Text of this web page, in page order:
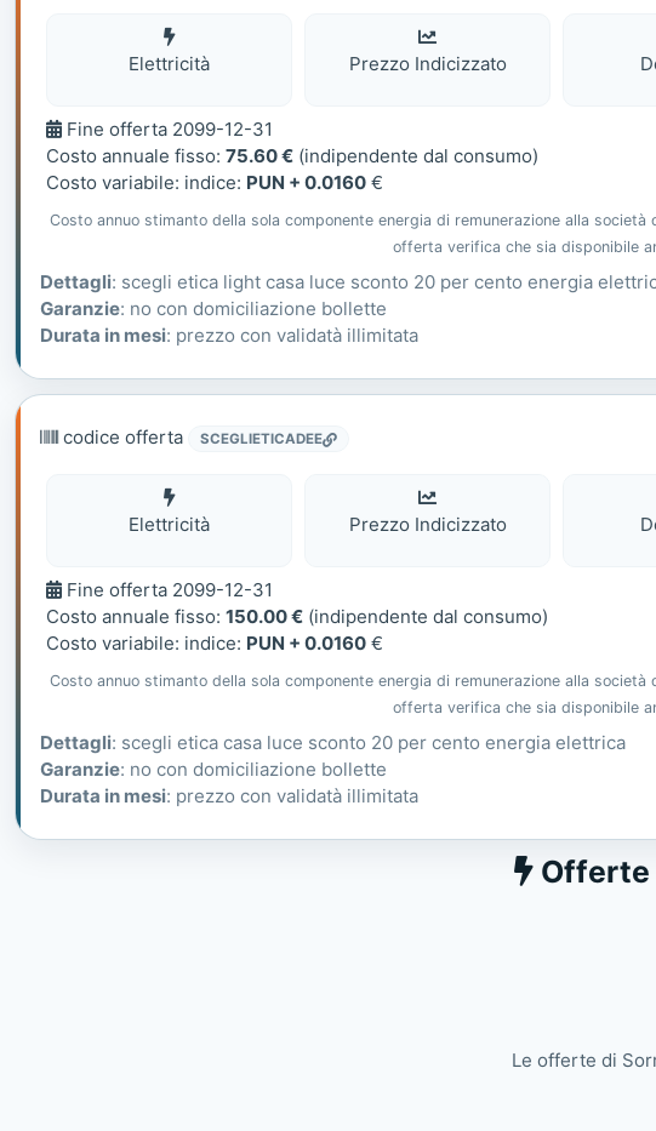
Elettricità
Elettricità
Prezzo Indicizzato
Fine
offerta
Fine offerta 2099-12-31
Costo annuale fisso: 75.60 € (indipendente dal consumo)
Costo variabile: indice: PUN + 0.0160 €
Costo annuo stimanto della sola componente energia di remunerazione alla
offerta verifica che sia disponibile
Dettagli: scegli etica light casa luce sconto 20 per cento energia
Garanzie: no con domiciliazione bollette
Durata in mesi: prezzo con validatà illimitata
codice offerta SCEGLIETICADEE
Elettricità
Elettricità
Prezzo Indicizzato
Fine
offerta
Fine offerta 2099-12-31
Costo annuale fisso: 150.00 € (indipendente dal consumo)
Costo variabile: indice: PUN + 0.0160 €
Costo annuo stimanto della sola componente energia di remunerazione alla
offerta verifica che sia disponibile
Dettagli: scegli etica casa luce sconto 20 per cento energia elettrica
Garanzie: no con domiciliazione bollette
Durata in mesi: prezzo con validatà illimitata
Ele
Offerte
Le offerte di